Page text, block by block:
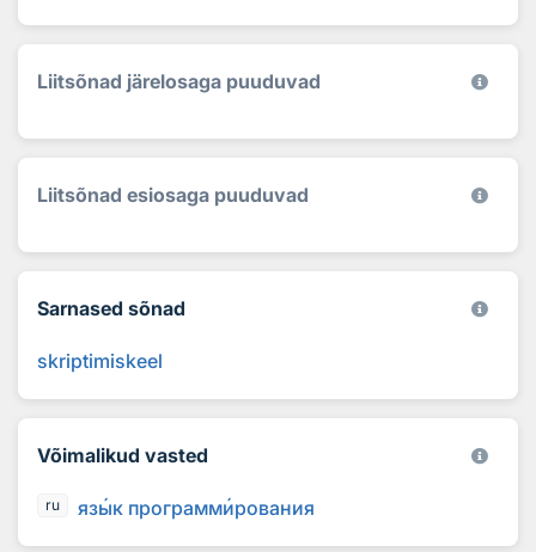
Liitsõnad järelosaga puuduvad
Liitsõnad esiosaga puuduvad
Sarnased sõnad
skriptimiskeel
Võimalikud vasted
ru язык программирования